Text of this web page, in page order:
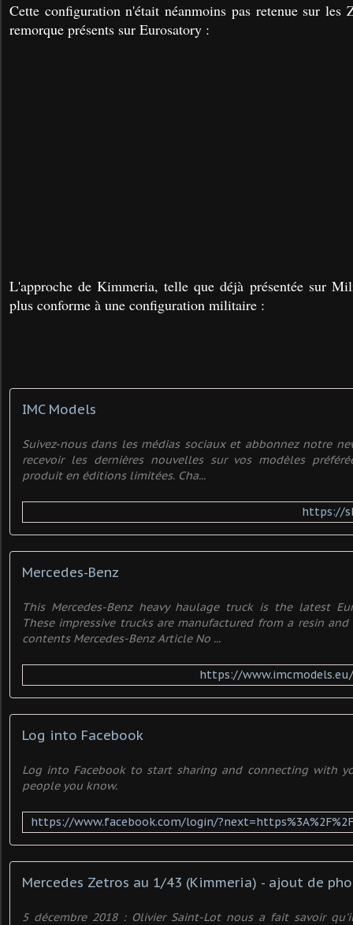
Cette configuration n'était néanmoins pas retenue sur les
remorque présents sur Eurosatory :
L'approche de Kimmeria, telle que déjà présentée sur
plus conforme à une configuration militaire :
IMC Models
Suivez-nous dans les médias sociaux et abbonnez notre
recevoir les dernières nouvelles sur vos modèles
produit en éditions limitées. Cha...
https://
Mercedes-Benz
This Mercedes-Benz heavy haulage truck is the latest
These impressive trucks are manufactured from a resin
contents Mercedes-Benz Article No ...
https://
Log into Facebook
Log into Facebook to start sharing and connecting with
people you know.
Mercedes Zetros au 1/43 (Kimmeria) - ajout de
5 décembre 2018 : Olivier Saint-Lot nous a fait savoir